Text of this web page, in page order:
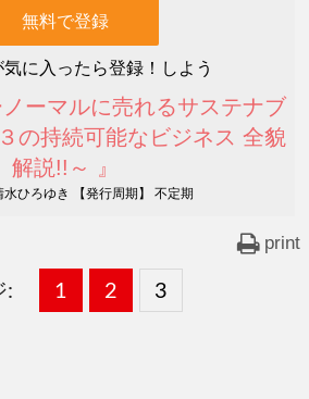
に入ったら登録！しよう
ノーマルに売れるサステナブ
の持続可能なビジネス 全貌
解説!!～ 』
水ひろゆき 【発行周期】 不定期
print
:
固
1 ,
固
2 ,
固
3